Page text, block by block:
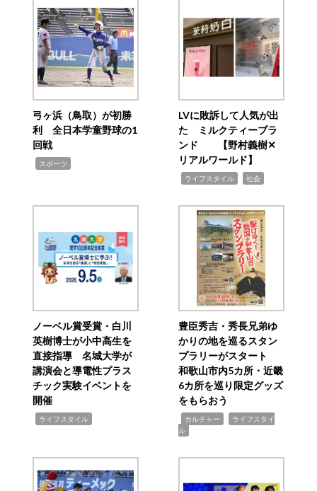
弓ヶ浜（鳥取）が初勝
利 全日本学童野球の1
回戦
スポーツ
LVに敗訴して人気が出
た ミルクティーブラ
ンド 【野村義樹✕
リアルワールド】
ライフスタイル 社会
ノーベル賞受賞・白川
英樹博士が小中高生を
直接指導 名城大学が
講演会と導電性プラス
チック実験イベントを
開催
ライフスタイル
豊臣秀吉・秀長兄弟ゆ
かりの地を巡るスタン
プラリーがスタート
和歌山市内5カ所・近畿
6カ所を巡り限定グッズ
をもらおう
カルチャー
ライフスタイ
ル